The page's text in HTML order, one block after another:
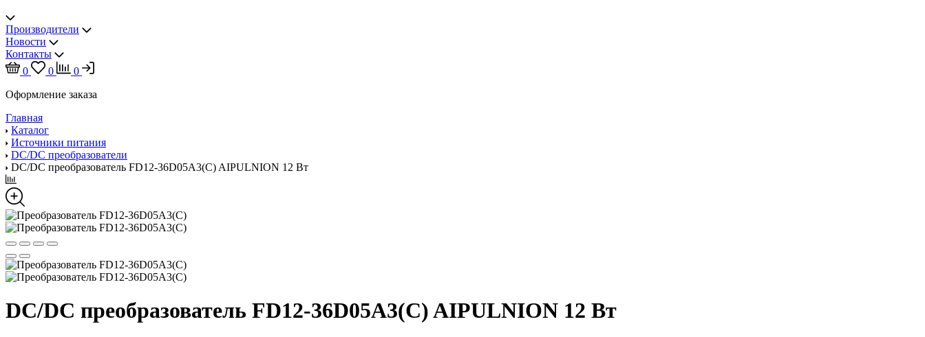
Производители
Новости
Контакты
0
0
0
Оформление заказа
Главная
Каталог
Источники питания
DC/DC преобразователи
DC/DC преобразователь FD12-36D05A3(C) AIPULNION 12 Вт
DC/DC преобразователь FD12-36D05A3(C) AIPULNION 12 Вт